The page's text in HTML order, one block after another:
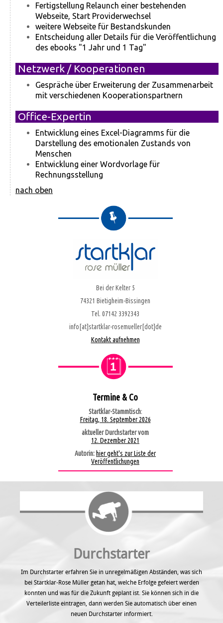
Fertigstellung Relaunch einer bestehenden
Webseite, Start Providerwechsel
weitere Webseite für Bestandskunden
Entscheidung aller Details für die Veröffentlichung
des ebooks "1 Jahr und 1 Tag"
Netzwerk / Kooperationen
Gespräche über Erweiterung der Zusammenarbeit
mit verschiedenen Kooperationspartnern
Office-Expertin
Entwicklung eines Excel-Diagramms für die
Darstellung des emotionalen Zustands von
Menschen
Entwicklung einer Wordvorlage für
Rechnungsstellung
nach oben
Bei der Kelter 5
74321 Bietigheim-Bissingen
Tel. 07142 3392343
info[at]startklar-rosemueller[dot]de
Kontakt aufnehmen
Termine & Co
Startklar-Stammtisch:
Freitag, 18. September 2026
aktueller Durchstarter vom
12. Dezember 2021
Autorin: hier geht's zur Liste der
Veröffentlichungen
Durchstarter
Im Durchstarter erfahren Sie in unregel­mäßigen Abständen, was sich
bei Startklar-Rose Müller getan hat, welche Erfolge gefeiert werden
konnten und was für die Zukunft geplant ist. Sie können sich in die
Verteilerliste eintragen, dann werden Sie automatisch über einen
neuen Durchstarter informiert.